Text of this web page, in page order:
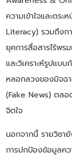
ความเข้าใจและตร
Literacy) รวมถึงก
ยุคการสื่อสารไร้พร
และวิเคราะห์รูปแบ
หลอกลวงของมิจฉ
(Fake News) ตล
จิตใจ
นอกจากนี้ รายวิชา
การปกป้องข้อมูลค